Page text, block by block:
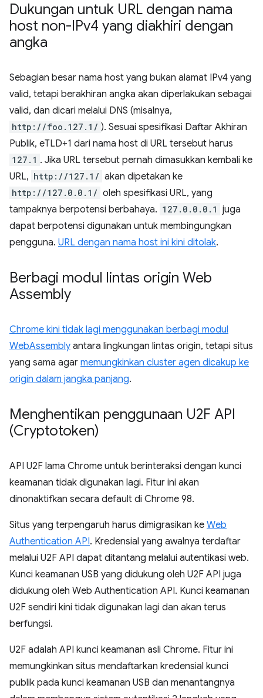
Dukungan untuk URL dengan nama
host non-IPv4 yang diakhiri dengan
angka
Sebagian besar nama host yang bukan alamat IPv4 yang
valid, tetapi berakhiran angka akan diperlakukan sebagai
valid, dan dicari melalui DNS (misalnya,
http://foo.127.1/ ). Sesuai spesifikasi Daftar Akhiran
Publik, eTLD+1 dari nama host di URL tersebut harus
127.1 . Jika URL tersebut pernah dimasukkan kembali ke
URL, http://127.1/ akan dipetakan ke
http://127.0.0.1/ oleh spesifikasi URL, yang
tampaknya berpotensi berbahaya. 127.0.0.0.1 juga
dapat berpotensi digunakan untuk membingungkan
pengguna. URL dengan nama host ini kini ditolak.
Berbagi modul lintas origin Web
Assembly
Chrome kini tidak lagi menggunakan berbagi modul
WebAssembly antara lingkungan lintas origin, tetapi situs
yang sama agar memungkinkan cluster agen dicakup ke
origin dalam jangka panjang.
Menghentikan penggunaan U2F API
(Cryptotoken)
API U2F lama Chrome untuk berinteraksi dengan kunci
keamanan tidak digunakan lagi. Fitur ini akan
dinonaktifkan secara default di Chrome 98.
Situs yang terpengaruh harus dimigrasikan ke Web
Authentication API. Kredensial yang awalnya terdaftar
melalui U2F API dapat ditantang melalui autentikasi web.
Kunci keamanan USB yang didukung oleh U2F API juga
didukung oleh Web Authentication API. Kunci keamanan
U2F sendiri kini tidak digunakan lagi dan akan terus
berfungsi.
U2F adalah API kunci keamanan asli Chrome. Fitur ini
memungkinkan situs mendaftarkan kredensial kunci
publik pada kunci keamanan USB dan menantangnya